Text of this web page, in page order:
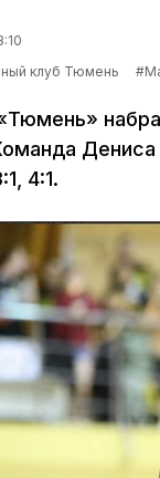
клуб Тюмень
4:1.